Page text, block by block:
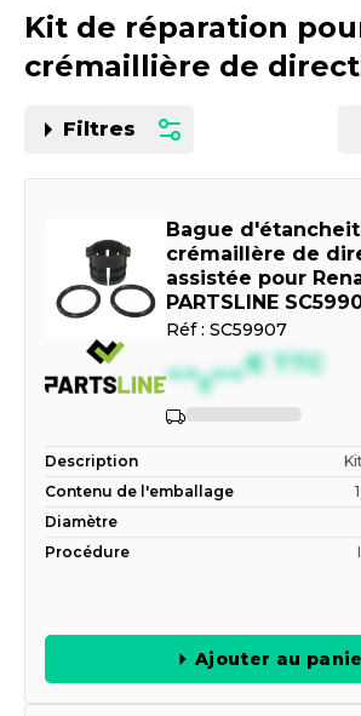
Motorisation
PAR CARTE GRISE OU VIN
Kit de réparation
crémaillière de
Filtres
Bague
crémaillère de
assistée pour
PARTSLINE
Réf : SC59907
--,--€ TTC
Indisponible
Description
Contenu de l'emballage
Diamètre
Procédure
Ajouter au